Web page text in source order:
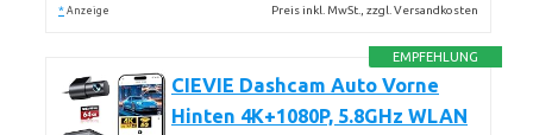
* Anzeige Preis inkl. MwSt., zzgl. Versandkosten
EMPFEHLUNG
CIEVIE Dashcam Auto Vorne
Hinten 4K+1080P, 5.8GHz WLAN